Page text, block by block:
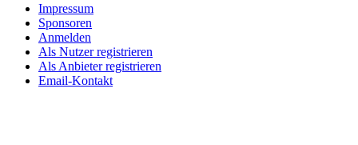
Impressum
Sponsoren
Anmelden
Als Nutzer registrieren
Als Anbieter registrieren
Email-Kontakt